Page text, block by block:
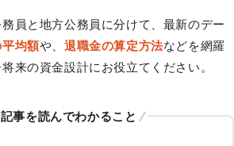
員と地方公務員に分けて、最新のデー
均額や、退職金の算定方法などを網羅
来の資金設計にお役立てください。
事を読んでわかること